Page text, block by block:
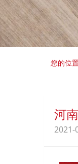
您的位
河
2021-